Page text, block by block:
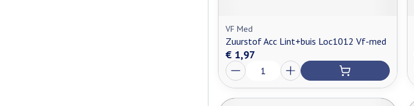
VF Med
Zuurstof Acc Lint+buis Loc1012 Vf-med
€ 1,97
Aantal